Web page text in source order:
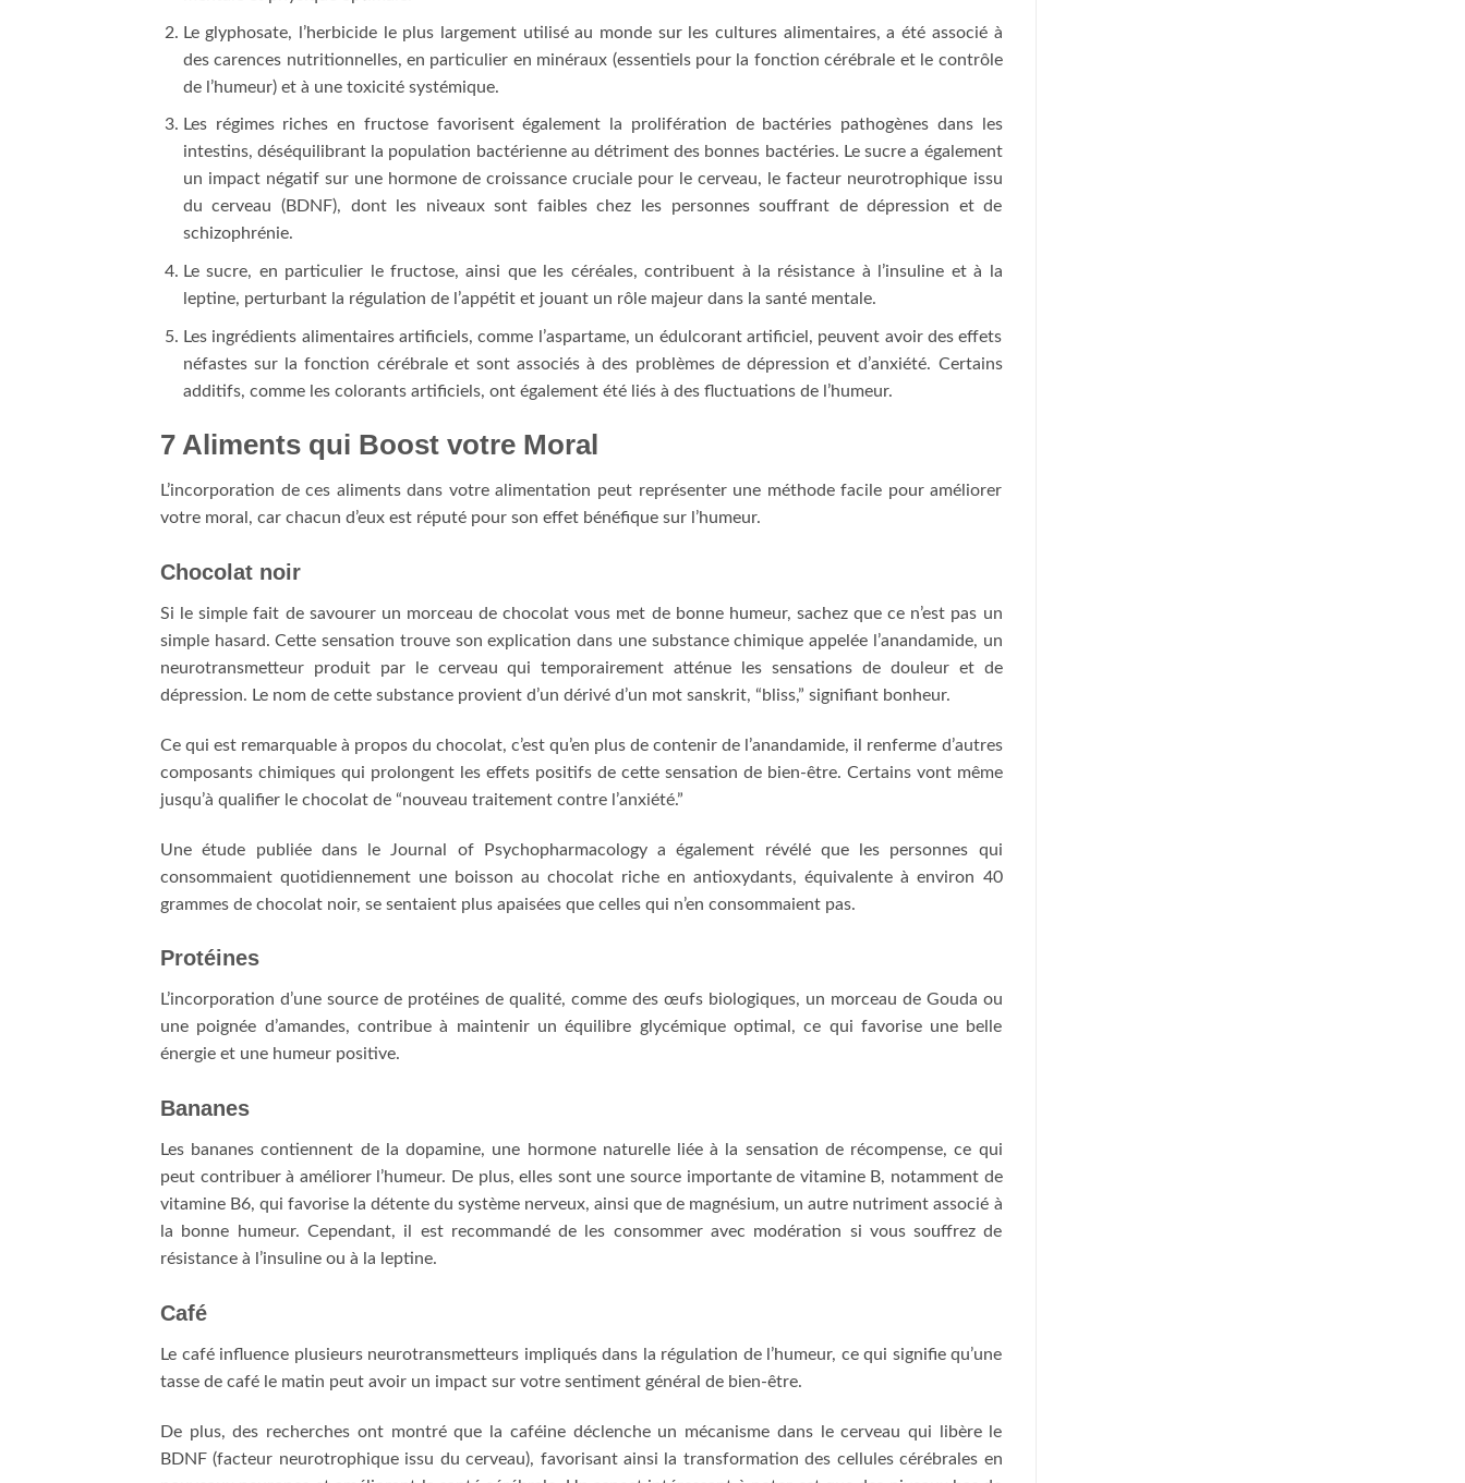
Le glyphosate, l’herbicide le plus largement utilisé au monde sur les cultures alimentaires, a été associé à
des carences nutritionnelles, en particulier en minéraux (essentiels pour la fonction cérébrale et le contrôle
de l’humeur) et à une toxicité systémique.
Les régimes riches en fructose favorisent également la prolifération de bactéries pathogènes dans les
intestins, déséquilibrant la population bactérienne au détriment des bonnes bactéries. Le sucre a également
un impact négatif sur une hormone de croissance cruciale pour le cerveau, le facteur neurotrophique issu
du cerveau (BDNF), dont les niveaux sont faibles chez les personnes souffrant de dépression et de
schizophrénie.
Le sucre, en particulier le fructose, ainsi que les céréales, contribuent à la résistance à l’insuline et à la
leptine, perturbant la régulation de l’appétit et jouant un rôle majeur dans la santé mentale.
Les ingrédients alimentaires artificiels, comme l’aspartame, un édulcorant artificiel, peuvent avoir des effets
néfastes sur la fonction cérébrale et sont associés à des problèmes de dépression et d’anxiété. Certains
additifs, comme les colorants artificiels, ont également été liés à des fluctuations de l’humeur.
7 Aliments qui Boost votre Moral
L’incorporation de ces aliments dans votre alimentation peut représenter une méthode facile pour améliorer
votre moral, car chacun d’eux est réputé pour son effet bénéfique sur l’humeur.
Chocolat noir
Si le simple fait de savourer un morceau de chocolat vous met de bonne humeur, sachez que ce n’est pas un
simple hasard. Cette sensation trouve son explication dans une substance chimique appelée l’anandamide, un
neurotransmetteur produit par le cerveau qui temporairement atténue les sensations de douleur et de
dépression. Le nom de cette substance provient d’un dérivé d’un mot sanskrit, “bliss,” signifiant bonheur.
Ce qui est remarquable à propos du chocolat, c’est qu’en plus de contenir de l’anandamide, il renferme d’autres
composants chimiques qui prolongent les effets positifs de cette sensation de bien-être. Certains vont même
jusqu’à qualifier le chocolat de “nouveau traitement contre l’anxiété.”
Une étude publiée dans le Journal of Psychopharmacology a également révélé que les personnes qui
consommaient quotidiennement une boisson au chocolat riche en antioxydants, équivalente à environ 40
grammes de chocolat noir, se sentaient plus apaisées que celles qui n’en consommaient pas.
Protéines
L’incorporation d’une source de protéines de qualité, comme des œufs biologiques, un morceau de Gouda ou
une poignée d’amandes, contribue à maintenir un équilibre glycémique optimal, ce qui favorise une belle
énergie et une humeur positive.
Bananes
Les bananes contiennent de la dopamine, une hormone naturelle liée à la sensation de récompense, ce qui
peut contribuer à améliorer l’humeur. De plus, elles sont une source importante de vitamine B, notamment de
vitamine B6, qui favorise la détente du système nerveux, ainsi que de magnésium, un autre nutriment associé à
la bonne humeur. Cependant, il est recommandé de les consommer avec modération si vous souffrez de
résistance à l’insuline ou à la leptine.
Café
Le café influence plusieurs neurotransmetteurs impliqués dans la régulation de l’humeur, ce qui signifie qu’une
tasse de café le matin peut avoir un impact sur votre sentiment général de bien-être.
De plus, des recherches ont montré que la caféine déclenche un mécanisme dans le cerveau qui libère le
BDNF (facteur neurotrophique issu du cerveau), favorisant ainsi la transformation des cellules cérébrales en